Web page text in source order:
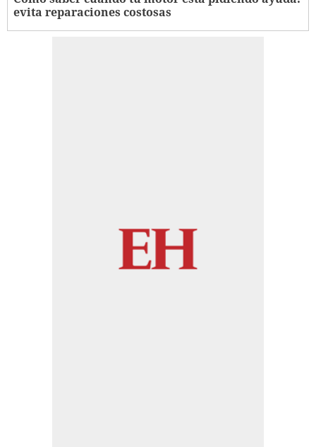
evita reparaciones costosas